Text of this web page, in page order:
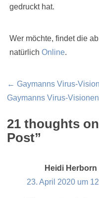
gedruckt hat.
Wer möchte, findet die
natürlich Online.
← Gaymanns Virus-
Gaymanns Virus-
21 thoughts
Post”
Heidi Herborn
23. April 2020 um